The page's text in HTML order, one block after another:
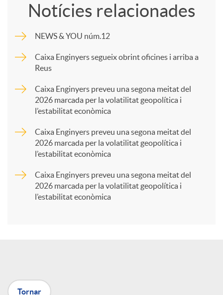
m
p
a
X
Notícies relacionades
NEWS & YOU núm.12
Caixa Enginyers segueix obrint oficines i arriba a
Reus
Caixa Enginyers preveu una segona meitat del
2026 marcada per la volatilitat geopolítica i
l’estabilitat econòmica
Caixa Enginyers preveu una segona meitat del
2026 marcada per la volatilitat geopolítica i
l’estabilitat econòmica
Caixa Enginyers preveu una segona meitat del
2026 marcada per la volatilitat geopolítica i
l’estabilitat econòmica
Tornar